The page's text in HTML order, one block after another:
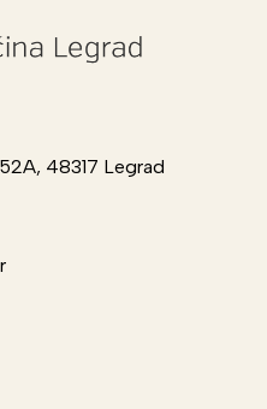
48317 Legrad